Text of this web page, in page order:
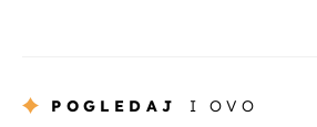
POGLEDAJ I OVO